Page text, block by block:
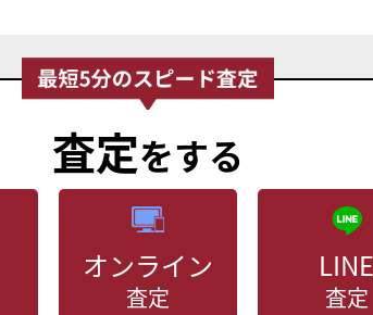
査定をする
オンライン
査定
LINE
査定